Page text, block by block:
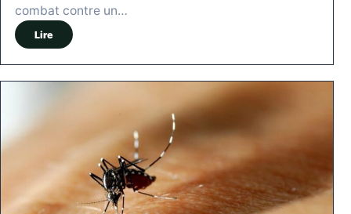
combat contre un…
Lire